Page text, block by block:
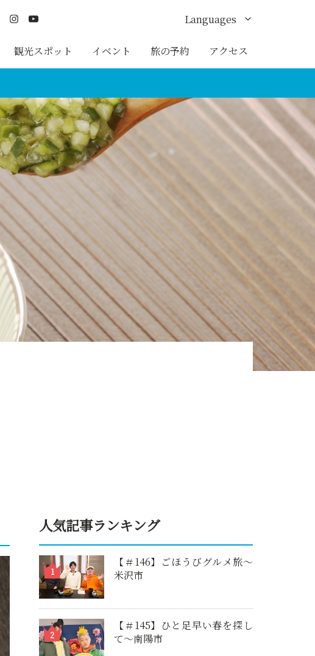
観光スポット イベント 旅の予約 アクセス
Languages
English
繁体中文
簡体中文
人気記事ランキング
【＃146】ごほうびグルメ旅～
米沢市
【＃145】ひと足早い春を探し
て〜南陽市